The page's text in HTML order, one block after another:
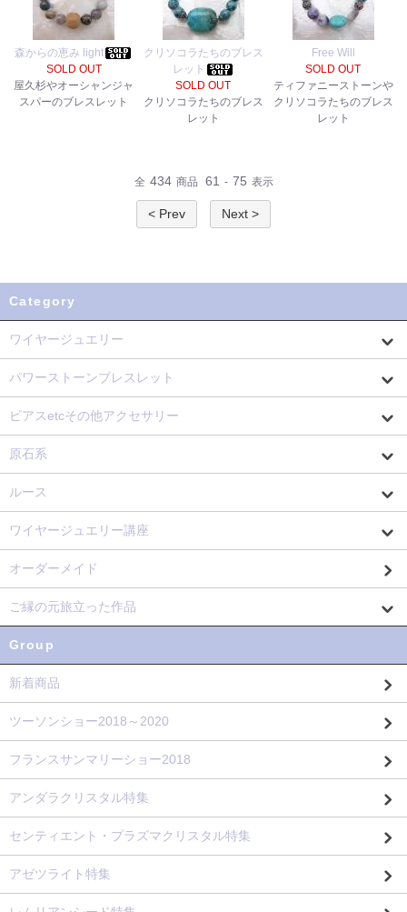
森からの恵み light
SOLD OUT
屋久杉やオーシャンジャ
スパーのブレスレット
クリソコラたちのブレス
レット
SOLD OUT
クリソコラたちのブレス
レット
Free Will
SOLD OUT
ティファニーストーンや
クリソコラたちのブレス
レット
全 434 商品 61 - 75 表示
< Prev Next >
Category
ワイヤージュエリー
パワーストーンブレスレット
ピアスetcその他アクセサリー
原石系
ルース
ワイヤージュエリー講座
オーダーメイド
ご縁の元旅立った作品
Group
新着商品
ツーソンショー2018～2020
フランスサンマリーショー2018
アンダラクリスタル特集
センティエント・プラズマクリスタル特集
アゼツライト特集